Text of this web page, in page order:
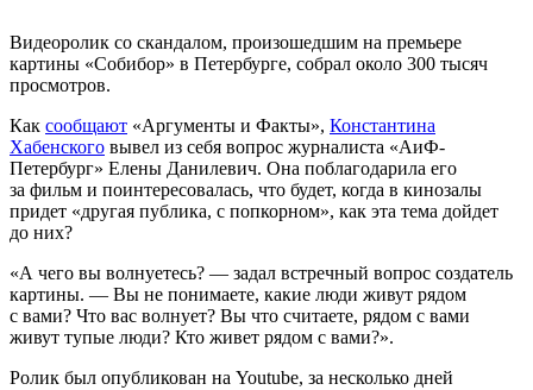
Видеоролик со скандалом, произошедшим на премьере
картины «Собибор» в Петербурге, собрал около 300 тысяч
просмотров.
Как сообщают «Аргументы и Факты», Константина
Хабенского вывел из себя вопрос журналиста «АиФ-
Петербург» Елены Данилевич. Она поблагодарила его
за фильм и поинтересовалась, что будет, когда в кинозалы
придет «другая публика, с попкорном», как эта тема дойдет
до них?
«А чего вы волнуетесь? — задал встречный вопрос создатель
картины. — Вы не понимаете, какие люди живут рядом
с вами? Что вас волнует? Вы что считаете, рядом с вами
живут тупые люди? Кто живет рядом с вами?».
Ролик был опубликован на Youtube, за несколько дней